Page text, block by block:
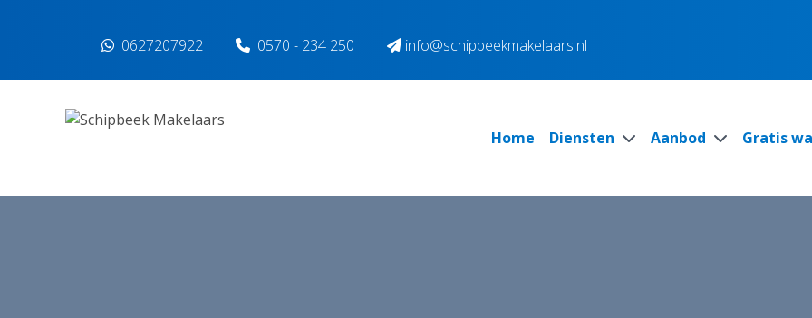
0627207922
0570 - 234 250 info@schipbeekmakelaars.nl
Home Diensten Aanbod Gratis